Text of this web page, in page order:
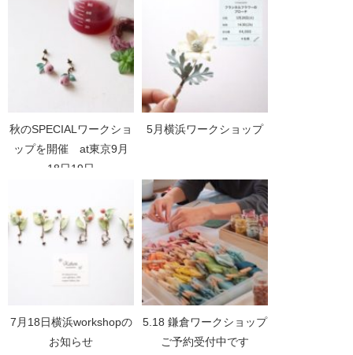
秋のSPECIALワークショ
ップを開催 at東京9月
18日19日
5月横浜ワークショップ
7月18日横浜workshopの
お知らせ
5.18 鎌倉ワークショップ
ご予約受付中です